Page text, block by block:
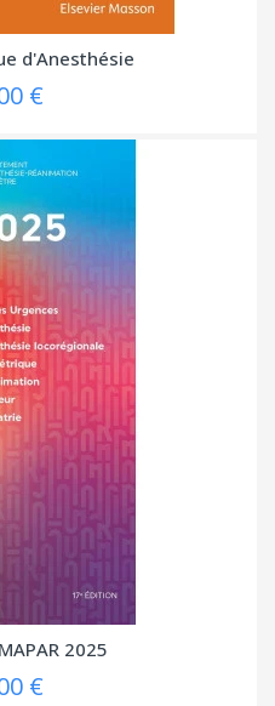
d'Anesthésie
€
2025
€